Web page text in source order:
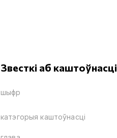
Звесткі аб каштоўнасці
шыфр
катэгорыя каштоўнасці